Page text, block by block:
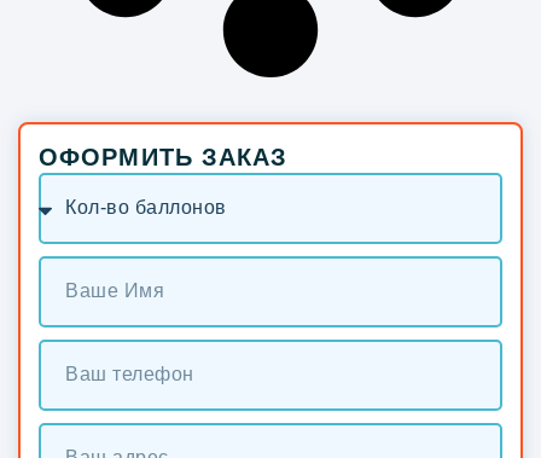
ОФОРМИТЬ ЗАКАЗ